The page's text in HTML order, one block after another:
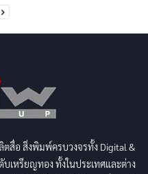
สื่อ สิ่งพิมพ์ครบวงจรทั้ง Digital &
เหรียญทอง ทั้งในประเทศและต่าง